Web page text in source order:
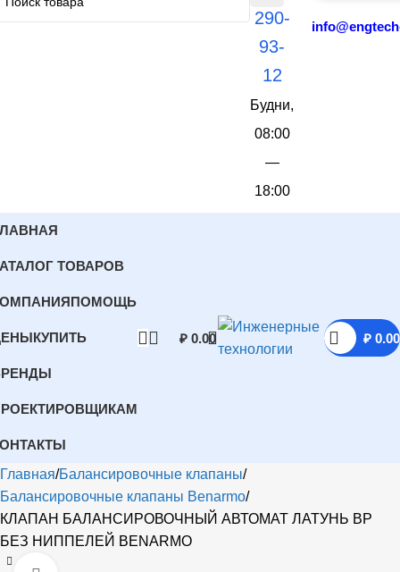
290-
93-
12
Будни,
08:00
—
18:00
ТОВАРОВ
ПОМОЩЬ
КУПИТЬ ₽ 0.00 ₽ 0.00
Главная Балансировочные клапаны
Балансировочные клапаны Benarmo
КЛАПАН БАЛАНСИРОВОЧНЫЙ АВТОМАТ ЛАТУНЬ ВР
БЕЗ НИППЕЛЕЙ BENARMO